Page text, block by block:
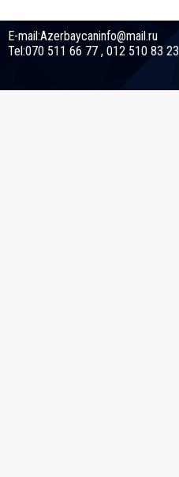
E-mail:Azerbaycaninfo@mail.ru
Tel:070 511 66 77 , 012 510 83 23